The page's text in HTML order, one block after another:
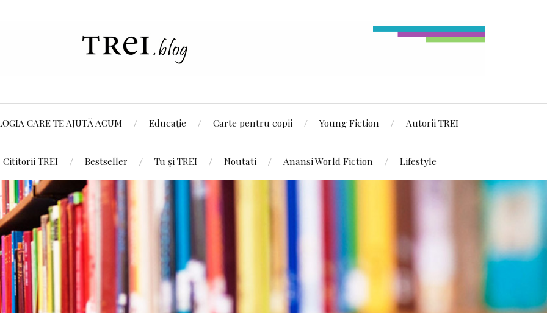
CARE TE AJUTĂ ACUM Educație Carte pentru copii Young Fiction Autorii TREI
Cititorii TREI Bestseller Tu și TREI Noutati Anansi World Fiction Lifestyle